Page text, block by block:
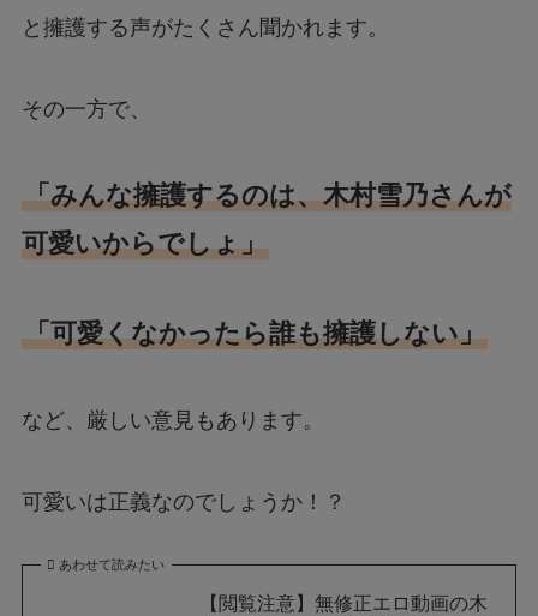
と擁護する声がたくさん聞かれます。
その一方で、
「みんな擁護するのは、木村雪乃さんが
可愛いからでしょ」
「可愛くなかったら誰も擁護しない」
など、厳しい意見もあります。
可愛いは正義なのでしょうか！？
あわせて読みたい
【閲覧注意】無修正エロ動画の木